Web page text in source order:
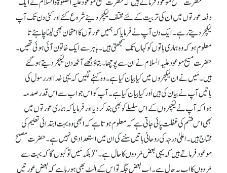
دفعہ عورتوں میں ان کی تربیت کے لئے مختلف لیکچر دینے شروع کئے اور کئی دن تک آپ
لیکچر دیتے رہے۔ ایک دن آپ نے فرمایا کہ ہمیں عورتوں کا امتحان بھی لینا چاہئے تا
معلوم ہو کہ وہ ہماری باتوں کو کہاں تک سمجھتی ہیں۔ باہر سے ایک خاتون آئی ہوئی تھیں۔
حضرت مسیح موعود علیہ السلام نے ان سے پوچھا۔ بتاؤ مجھے آٹھ دن لیکچر دیتے ہو گئے
ہیں۔ مَیں نے ان لیکچروں میں کیا بیان کیا ہے۔ وہ کہنے لگیں کہ یہی خدا اور رسول کی
باتیں آپ نے بیان کی ہیں اَور کیا بیان کیا ہے۔ آپ کو اس جواب سے اس قدر صدمہ
ہوا کہ آپ نے لیکچروں کے اس سلسلے کو بھی بند کر دیا اور فرمایا کہ ہماری عورتوں میں
بھی اس قسم کی غفلت پائی جاتی ہے کہ معلوم ہوتا ہے کہ ابھی وہ بہت ابتدائی تعلیم کی
محتاج ہیں۔ اعلیٰ درجہ کی روحانی باتیں سننے کی ان میں استعداد ہی نہیں ہے۔ حضرت مصلح
موعود فرماتے ہیں کہ یہی بعض مَردوں کا حال ہے۔‘‘ (بلکہ مَیں تو کہوں گا کہ بہت سے
مَردوں کا اب یہ حال ہے۔ اب بعض جگہ تو اس کے الٹ بھی ہو رہا ہے کہ بعض عورتیں